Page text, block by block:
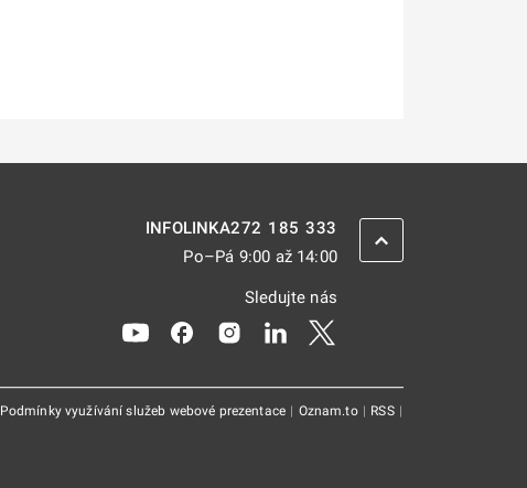
INFOLINKA272 185 333
Po–Pá 9:00 až 14:00
Sledujte nás
Odkaz se otevře na nové kartě
Odkaz se otevře na nové kartě
Odkaz se otevře na nové kartě
Odkaz se otevře na nové
Podmínky využívání služeb webové prezentace | Oznam.to | RSS |
ZPĚT NAHORU